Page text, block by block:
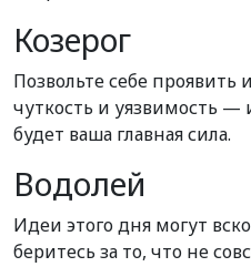
Козерог
Позвольте себе
чуткость и уязвимость —
будет ваша главная сила.
Водолей
Идеи этого дня могут
беритесь за то, что не